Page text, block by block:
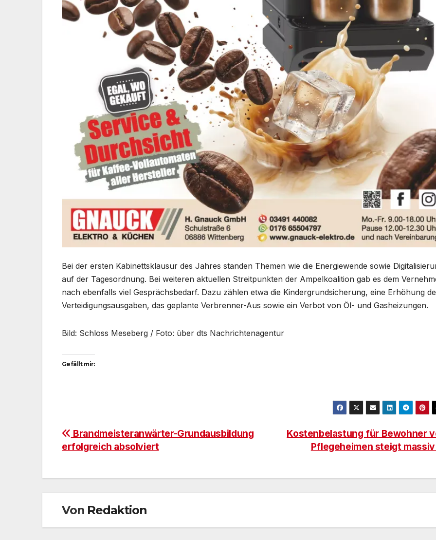
Bei der ersten Kabinettsklausur des Jahres standen Themen wie die Energiewende sowie
auf der Tagesordnung. Bei weiteren aktuellen Streitpunkten der Ampelkoalition gab es dem
nach ebenfalls viel Gesprächsbedarf. Dazu zählen etwa die Kindergrundsicherung, eine Erhöhung
Verteidigungsausgaben, das geplante Verbrenner-Aus sowie ein Verbot von Öl- und Gasheizungen.
Bild: Schloss Meseberg / Foto: über dts Nachrichtenagentur
Gefällt mir:
Beitragsnavigation
Kostenbelastung für Bewohner
Pflegeheimen steigt
Brandmeisteranwärter-Grundausbildung
erfolgreich absolviert
Von Redaktion